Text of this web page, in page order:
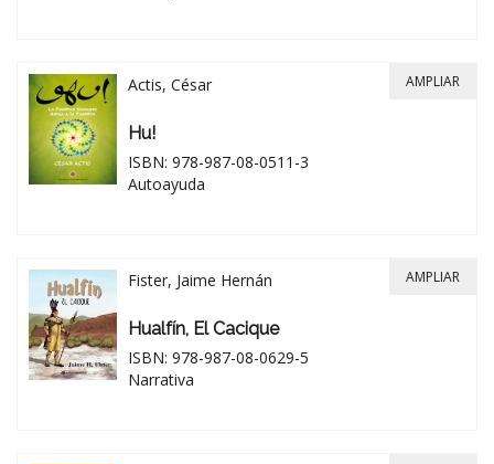
Actis, César
Hu!
ISBN: 978-987-08-0511-3
Autoayuda
AMPLIAR
Fister, Jaime Hernán
Hualfín, El Cacique
ISBN: 978-987-08-0629-5
Narrativa
AMPLIAR